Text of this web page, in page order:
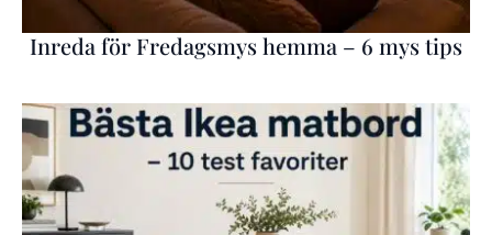
Inreda för Fredagsmys hemma – 6 mys tips